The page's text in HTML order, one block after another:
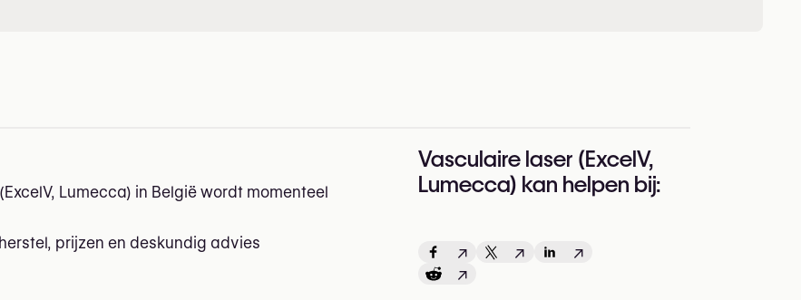
Lumecca) in België wordt momenteel
prijzen en deskundig advies
Vasculaire laser (ExcelV,
Lumecca) kan helpen bij:
↗ ↗
↗
↗